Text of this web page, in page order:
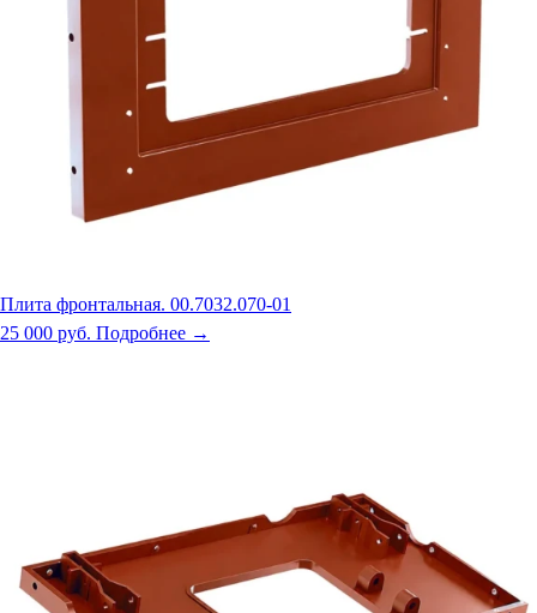
Плита фронтальная. 00.7032.070-01
25 000 руб. Подробнее →